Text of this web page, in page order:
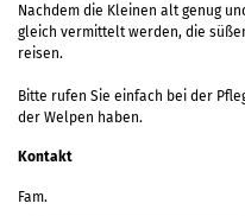
Nachdem die Kleinen alt genug
gleich vermittelt werden, die
reisen.
Bitte rufen Sie einfach bei der
der Welpen haben.
Kontakt
Fam.